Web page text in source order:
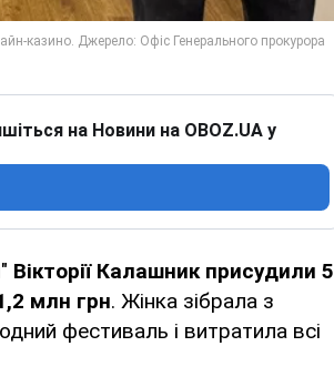
на Новини на OBOZ.UA у
Вікторії Калашник присудили 5
млн грн. Жінка зібрала з
фестиваль і витратила всі